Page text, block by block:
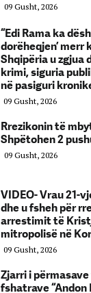
09 Gusht, 2026
“Edi Rama ka
dorëheqjen’ merr
Shqipëria u zgjua
krimi, siguria
në pasiguri
09 Gusht, 2026
Rrezikonin të
Shpëtohen 2
09 Gusht, 2026
VIDEO- Vrau 21-
dhe u fsheh për
arrestimit të
mitropolisë në
09 Gusht, 2026
Zjarri i
fshatrave “Andon